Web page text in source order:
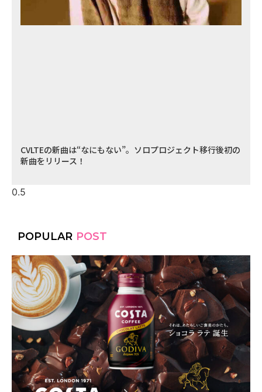
CVLTEの新曲は“なにもない”。ソロプロジェクト移行後初の
新曲をリリース！
POPULAR POST